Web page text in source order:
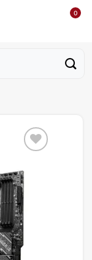
0
Add to
wishlist